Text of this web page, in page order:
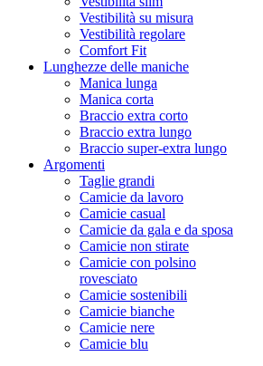
Vestibilità su misura
Vestibilità regolare
Comfort Fit
Lunghezze delle maniche
Manica lunga
Manica corta
Braccio extra corto
Braccio extra lungo
Braccio super-extra lungo
Argomenti
Taglie grandi
Camicie da lavoro
Camicie casual
Camicie da gala e da sposa
Camicie non stirate
Camicie con polsino
rovesciato
Camicie sostenibili
Camicie bianche
Camicie nere
Camicie blu